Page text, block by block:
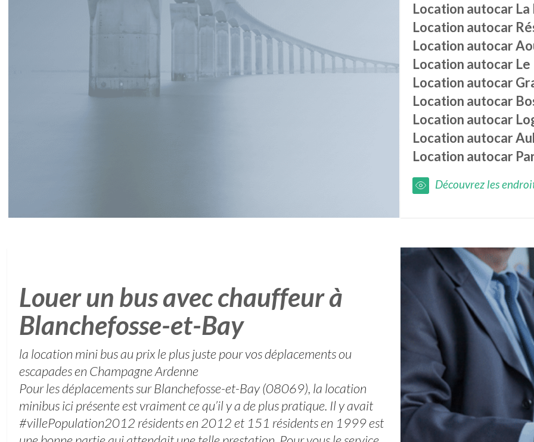
Location autocar La
Location autocar
Location autocar
Location autocar
Location autocar
Location autocar
Location autocar
Location autocar
Location autocar
Découvrez les
Louer un bus avec chauffeur à
Blanchefosse-et-Bay
la location mini bus au prix le plus juste pour vos déplacements ou
escapades en Champagne Ardenne
Pour les déplacements sur Blanchefosse-et-Bay (08069), la location
minibus ici présente est vraiment ce qu’il y a de plus pratique. Il y avait
#villePopulation2012 résidents en 2012 et 151 résidents en 1999 est